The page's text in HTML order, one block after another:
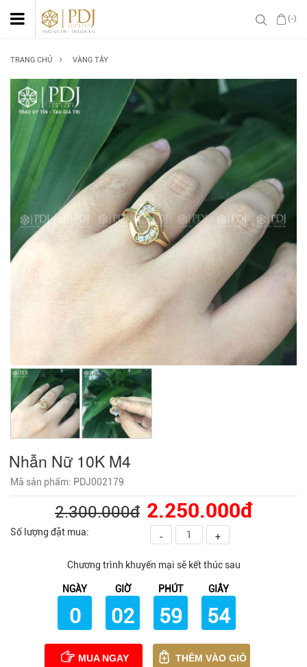
(-)
TRANG CHỦ VÀNG TÂY
Nhẫn Nữ 10K M4
Mã sản phẩm: PDJ002179
2.300.000đ 2.250.000đ
Số lượng đặt mua: - +
Chương trình khuyến mại sẽ kết thúc sau
NGÀY
0
GIỜ
02
PHÚT
59
GIÂY
53
MUA NGAY THÊM VÀO GIỎ